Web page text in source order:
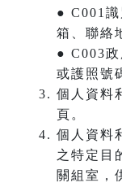
● C001
箱、聯絡
● C003
或護照號
個人資料
頁。
個人資料
之特定目
關組室，